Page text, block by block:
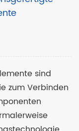
sind
zum Verbinden